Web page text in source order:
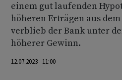
einem gut laufenden
höheren Erträgen aus
verblieb der Bank unter
höherer Gewinn.
12.07.2023 11:00